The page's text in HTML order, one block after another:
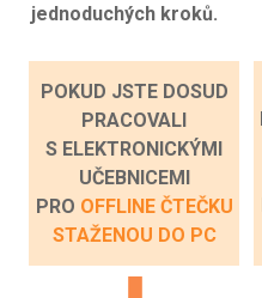
jednoduchých kroků.
POKUD JSTE DOSUD
PRACOVALI
S ELEKTRONICKÝMI
UČEBNICEMI
PRO OFFLINE ČTEČKU
STAŽENOU DO PC